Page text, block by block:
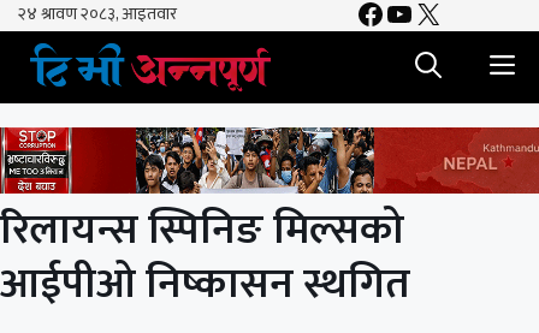
Skip
content
Facebook
YouTube
X
रिलायन्स स्पिनिङ मिल्सको
आईपीओ निष्कासन स्थगित